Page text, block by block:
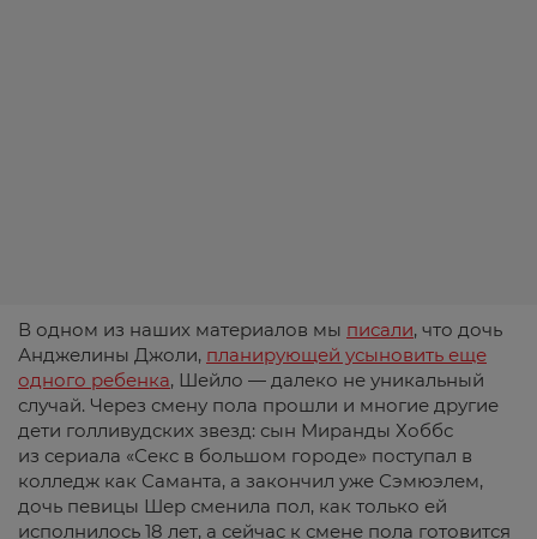
В одном из наших материалов мы писали, что дочь
Анджелины Джоли, планирующей усыновить еще
одного ребенка, Шейло — далеко не уникальный
случай. Через смену пола прошли и многие другие
дети голливудских звезд: сын Миранды Хоббс
из сериала «Секс в большом городе» поступал в
колледж как Саманта, а закончил уже Сэмюэлем,
дочь певицы Шер сменила пол, как только ей
исполнилось 18 лет, а сейчас к смене пола готовится